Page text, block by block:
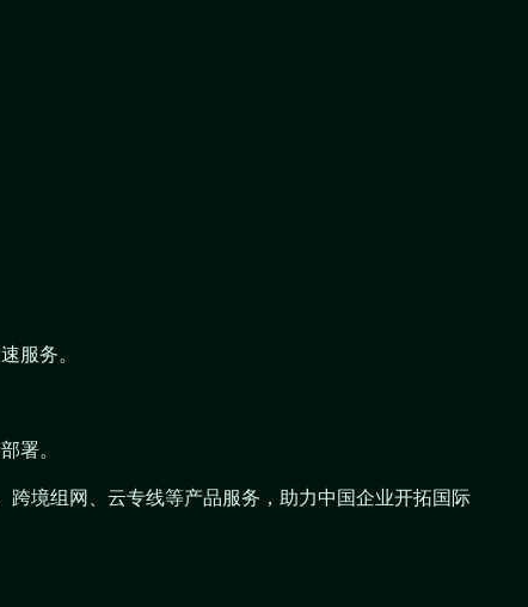
服务。
署。
境组网、云专线等产品服务，助力中国企业开拓国际